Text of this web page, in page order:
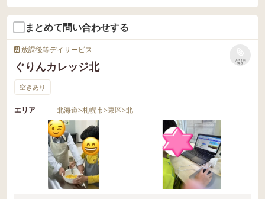
まとめて問い合わせする
放課後等デイサービス
ぐりんカレッジ北
リストに
保存
空きあり
エリア 北海道>札幌市>東区>北